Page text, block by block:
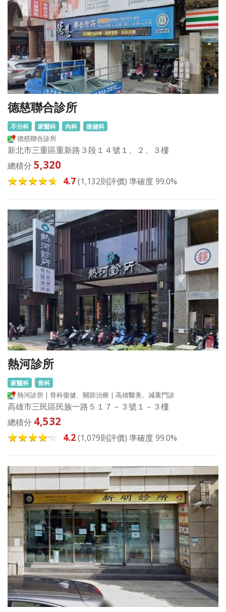
德慈聯合診所
不分科 家醫科 內科 復健科
德慈聯合診所
新北市三重區重新路３段１４號１、２、３樓
總積分 5,320
4.7(1,132則評價) 準確度 99.0%
熱河診所
家醫科 骨科
熱河診所 | 骨科復健、關節治療 | 高雄醫美、減重門診
高雄市三民區民族一路５１７－３號１－３樓
總積分 4,532
4.2(1,079則評價) 準確度 99.0%